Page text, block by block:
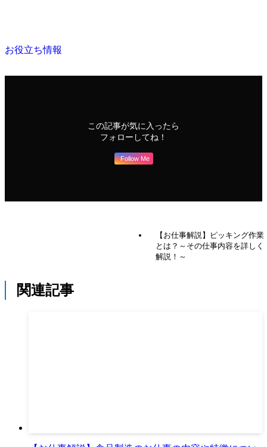
お役立ち情報
この記事が気に入ったら
フォローしてね！
Follow Me
【お仕事解説】ピッキング作業
とは？～その仕事内容を詳しく
解説！～
関連記事